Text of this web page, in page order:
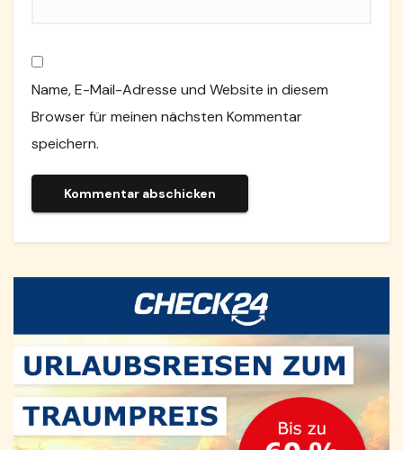
Name, E-Mail-Adresse und Website in diesem
Browser für meinen nächsten Kommentar
speichern.